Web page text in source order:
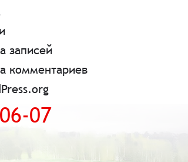
записей
комментариев
07